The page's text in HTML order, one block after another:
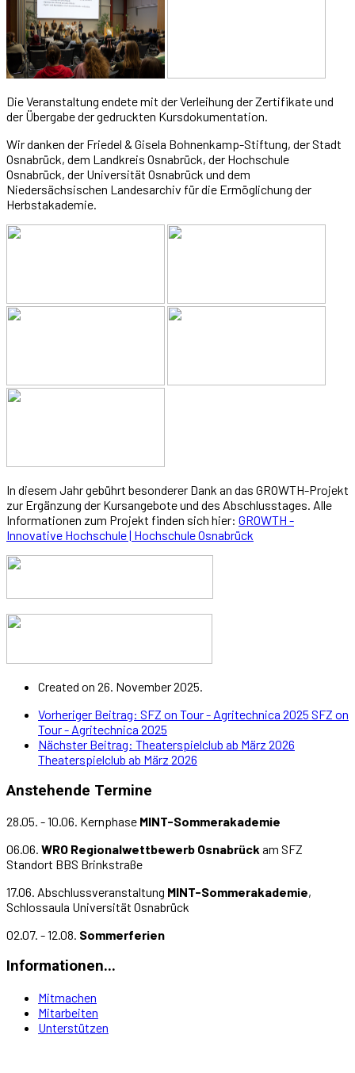
Die Veranstaltung endete mit der Verleihung der Zertifikate und
der Übergabe der gedruckten Kursdokumentation.
Wir danken der Friedel & Gisela Bohnenkamp-Stiftung, der Stadt
Osnabrück, dem Landkreis Osnabrück, der Hochschule
Osnabrück, der Universität Osnabrück und dem
Niedersächsischen Landesarchiv für die Ermöglichung der
Herbstakademie.
In diesem Jahr gebührt besonderer Dank an das GROWTH-Projekt
zur Ergänzung der Kursangebote und des Abschlusstages. Alle
Informationen zum Projekt finden sich hier: GROWTH -
Innovative Hochschule | Hochschule Osnabrück
Created on 26. November 2025.
Vorheriger Beitrag: SFZ on Tour - Agritechnica 2025 SFZ on
Tour - Agritechnica 2025
Nächster Beitrag: Theaterspielclub ab März 2026
Theaterspielclub ab März 2026
Anstehende Termine
28.05. - 10.06. Kernphase MINT-Sommerakademie
06.06. WRO Regionalwettbewerb Osnabrück am SFZ
Standort BBS Brinkstraße
17.06. Abschlussveranstaltung MINT-Sommerakademie,
Schlossaula Universität Osnabrück
02.07. - 12.08. Sommerferien
Informationen...
Mitmachen
Mitarbeiten
Unterstützen